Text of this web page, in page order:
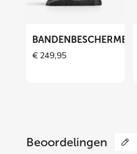
BANDENBESCHERMERS
€ 249,95
Beoordelingen